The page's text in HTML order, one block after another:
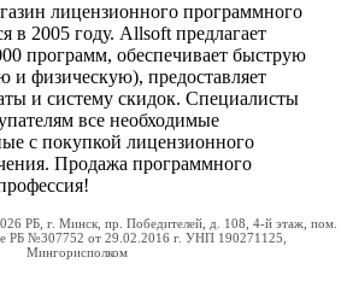
лицензионного программного
в 2005 году. Allsoft предлагает
программ, обеспечивает быструю
и физическую), предоставляет
и систему скидок. Специалисты
все необходимые
с покупкой лицензионного
Продажа программного
РБ, г. Минск, пр. Победителей, д. 108, 4-й этаж, пом.
РБ №307752 от 29.02.2016 г. УНП 190271125,
Мингорисполком